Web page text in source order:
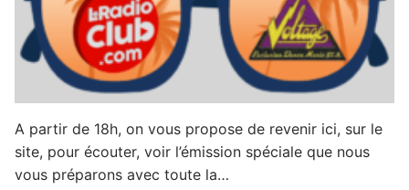
A partir de 18h, on vous propose de revenir ici, sur le
site, pour écouter, voir l’émission spéciale que nous
vous préparons avec toute la…